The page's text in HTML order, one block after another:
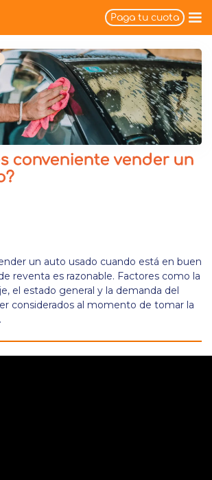
Paga tu cuota
conveniente vender un
un auto usado cuando está en buen
reventa es razonable. Factores como la
el estado general y la demanda del
considerados al momento de tomar la